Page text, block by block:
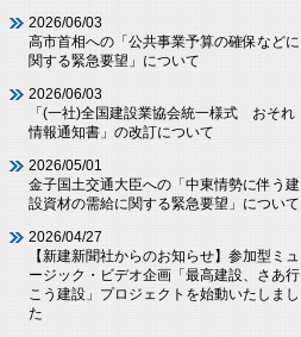
2026/06/03
高市首相への「公共事業予算の確保などに
関する緊急要望」について
2026/06/03
「(一社)全国建設業協会統一様式 おそれ
情報通知書」の改訂について
2026/05/01
金子国土交通大臣への「中東情勢に伴う建
設資材の需給に関する緊急要望」について
2026/04/27
【新建新聞社からのお知らせ】参加型ミュ
ージック・ビデオ企画「最高建設、さあ行
こう建設」プロジェクトを始動いたしまし
た